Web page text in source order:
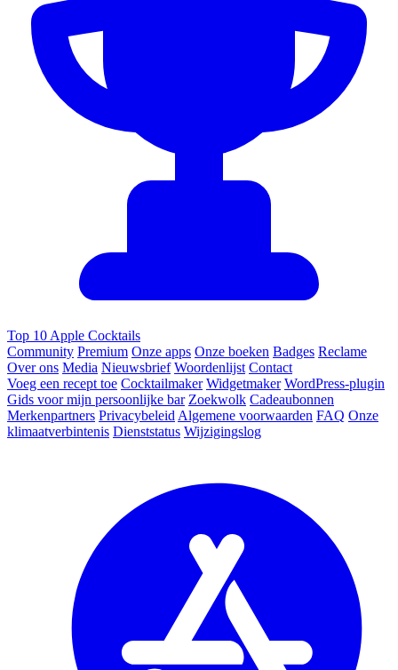
Top 10 Apple Cocktails
Community Premium Onze apps Onze boeken Badges Reclame
Over ons Media Nieuwsbrief Woordenlijst Contact
Voeg een recept toe Cocktailmaker Widgetmaker WordPress-plugin
Gids voor mijn persoonlijke bar Zoekwolk Cadeaubonnen
Merkenpartners Privacybeleid Algemene voorwaarden FAQ Onze
klimaatverbintenis Dienststatus Wijzigingslog